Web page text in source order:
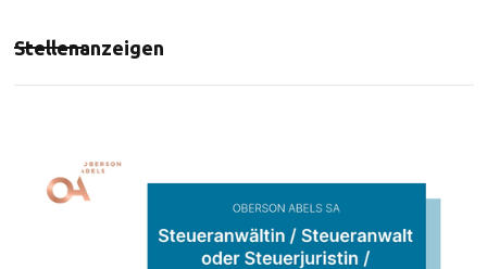
Stellenanzeigen